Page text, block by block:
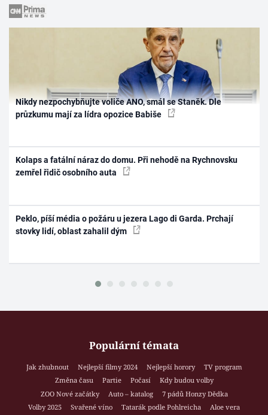
Nikdy nezpochybňujte voliče ANO, smál se Staněk. Dle
průzkumu mají za lídra opozice Babiše
Kolaps a fatální náraz do domu. Při nehodě na Rychnovsku
zemřel řidič osobního auta
Peklo, píší média o požáru u jezera Lago di Garda. Prchají
stovky lidí, oblast zahalil dým
Populární témata
Jak zhubnout Nejlepší filmy 2024 Nejlepší horory
TV program
Změna času
Partie Počasí
Kdy budou volby
ZOO Nové začátky
Auto – katalog
7 pádů Honzy Dědka
Volby 2025
Svařené víno Tatarák podle Pohlreicha
Aloe vera